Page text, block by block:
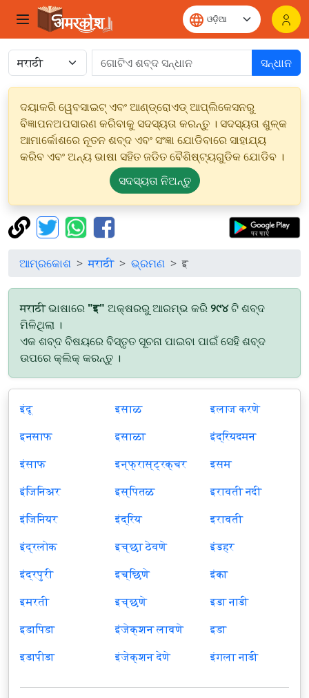
ସନ୍ଧାନ
ଦୟାକରି ୱେବସାଇଟ୍ ଏବଂ ଆଣ୍ଡ୍ରୋଏଡ୍ ଆପ୍ଲିକେସନରୁ
ବିଜ୍ଞାପନଅପସାରଣ କରିବାକୁ ସଦସ୍ୟତା କରନ୍ତୁ । ସଦସ୍ୟତା ଶୁଳ୍କ
ଆମାର୍କୋଶରେ ନୂତନ ଶବ୍ଦ ଏବଂ ସଂଜ୍ଞା ଯୋଡିବାରେ ସାହାଯ୍ୟ
କରିବ ଏବଂ ଅନ୍ୟ ଭାଷା ସହିତ ଜଡିତ ବୈଶିଷ୍ଟ୍ୟଗୁଡିକ ଯୋଡିବ ।
ସଦସ୍ୟତା ନିଅନ୍ତୁ
ଆମ୍ରକୋଶ मराठी ଭ୍ରମଣ इ
मराठी ଭାଷାରେ "इ" ଅକ୍ଷରରୁ ଆରମ୍ଭ କରି୨୯୪ଟି ଶବ୍ଦ
ମିଳିଥିଲା ।
ଏକ ଶବ୍ଦ ବିଷୟରେ ବିସ୍ତୃତ ସୂଚନା ପାଇବା ପାଇଁ ସେହି ଶବ୍ଦ
ଉପରେ କ୍ଲିକ୍ କରନ୍ତୁ ।
इंदू
इनसाफ
इंसाफ
इंजिनिअर
इंजिनियर
इंद्रलोक
इंद्रपुरी
इमरती
इडापिडा
इडापीडा
इसाळ
इसाळा
इन्फ्रास्ट्रक्चर
इस्पितळ
इंद्रिय
इच्छा ठेवणे
इच्छिणे
इच्छणे
इंजेक्शन लावणे
इंजेक्शन देणे
इलाज करणे
इंद्रियदमन
इसम
इरावती नदी
इरावती
इंडहर
इंका
इडा नाडी
इडा
इंगला नाडी